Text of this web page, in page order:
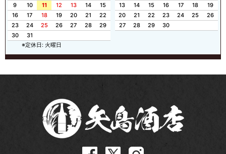
9
10 11 12 13 14
15
16
17 18 19 20 21
22
23
24 25 26 27 28
29
30
31
13
14 15 16 17 18
19
20
21 22 23 24 25
26
27
28 29 30
※定休日: 火曜日